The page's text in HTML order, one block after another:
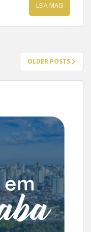
LEIA MAIS
OLDER POSTS